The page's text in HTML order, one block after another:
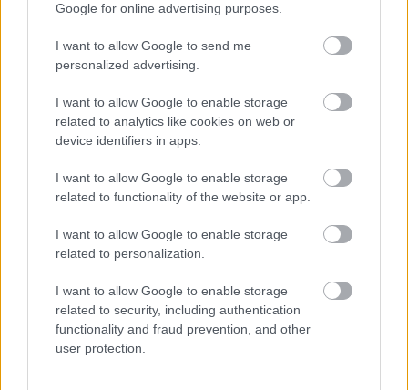
Google for online advertising purposes.
I want to allow Google to send me
personalized advertising.
I want to allow Google to enable storage
related to analytics like cookies on web or
device identifiers in apps.
I want to allow Google to enable storage
related to functionality of the website or app.
I want to allow Google to enable storage
related to personalization.
I want to allow Google to enable storage
related to security, including authentication
functionality and fraud prevention, and other
user protection.